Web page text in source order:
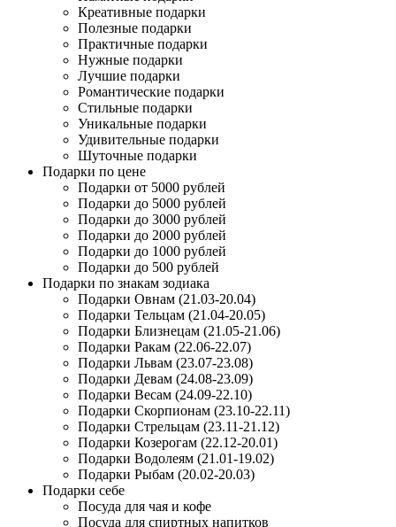
Креативные подарки
Полезные подарки
Практичные подарки
Нужные подарки
Лучшие подарки
Романтические подарки
Стильные подарки
Уникальные подарки
Удивительные подарки
Шуточные подарки
Подарки по цене
Подарки от 5000 рублей
Подарки до 5000 рублей
Подарки до 3000 рублей
Подарки до 2000 рублей
Подарки до 1000 рублей
Подарки до 500 рублей
Подарки по знакам зодиака
Подарки Овнам (21.03-20.04)
Подарки Тельцам (21.04-20.05)
Подарки Близнецам (21.05-21.06)
Подарки Ракам (22.06-22.07)
Подарки Львам (23.07-23.08)
Подарки Девам (24.08-23.09)
Подарки Весам (24.09-22.10)
Подарки Скорпионам (23.10-22.11)
Подарки Стрельцам (23.11-21.12)
Подарки Козерогам (22.12-20.01)
Подарки Водолеям (21.01-19.02)
Подарки Рыбам (20.02-20.03)
Подарки себе
Посуда для чая и кофе
Посуда для спиртных напитков